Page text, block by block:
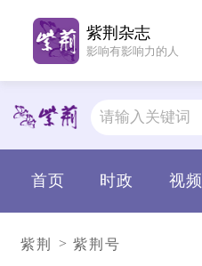
首页 时政 视频
紫荆 > 紫荆号
紫荆杂志
影响有影响力的人